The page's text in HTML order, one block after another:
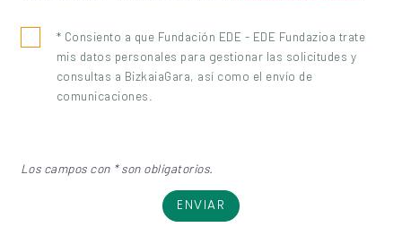
* Consiento a que Fundación EDE - EDE Fundazioa trate
mis datos personales para gestionar las solicitudes y
consultas a BizkaiaGara, así como el envío de
comunicaciones.
Los campos con * son obligatorios.
ENVIAR